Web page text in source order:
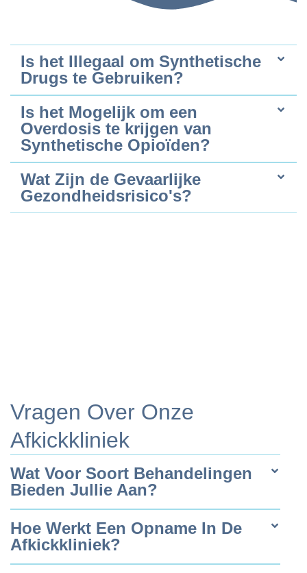
Is het Illegaal om Synthetische
Drugs te Gebruiken?
Is het Mogelijk om een
Overdosis te krijgen van
Synthetische Opioïden?
Wat Zijn de Gevaarlijke
Gezondheidsrisico's?
Vragen Over Onze
Afkickkliniek
Wat Voor Soort Behandelingen
Bieden Jullie Aan?
Hoe Werkt Een Opname In De
Afkickkliniek?